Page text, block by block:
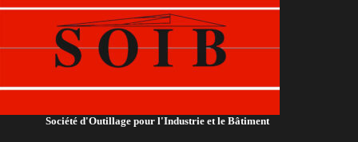
Société d'Outillage pour l'Industrie et le Bâtiment